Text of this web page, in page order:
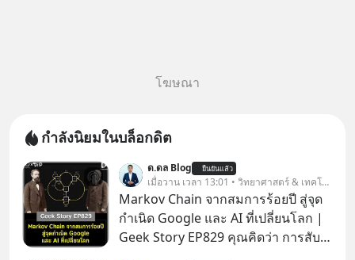
โฆษณา
กำลังนิยมในบล็อกดิต
ด.ดล Blog ยืนยันแล้ว
เมื่อวาน เวลา 13:01 • วิทยาศาสตร์ & เทคโนโลยี
Markov Chain จากสมการร้อยปี สู่จุด
กำเนิด Google และ AI ที่เปลี่ยนโลก |
Geek Story EP829 คุณคิดว่า การสับ